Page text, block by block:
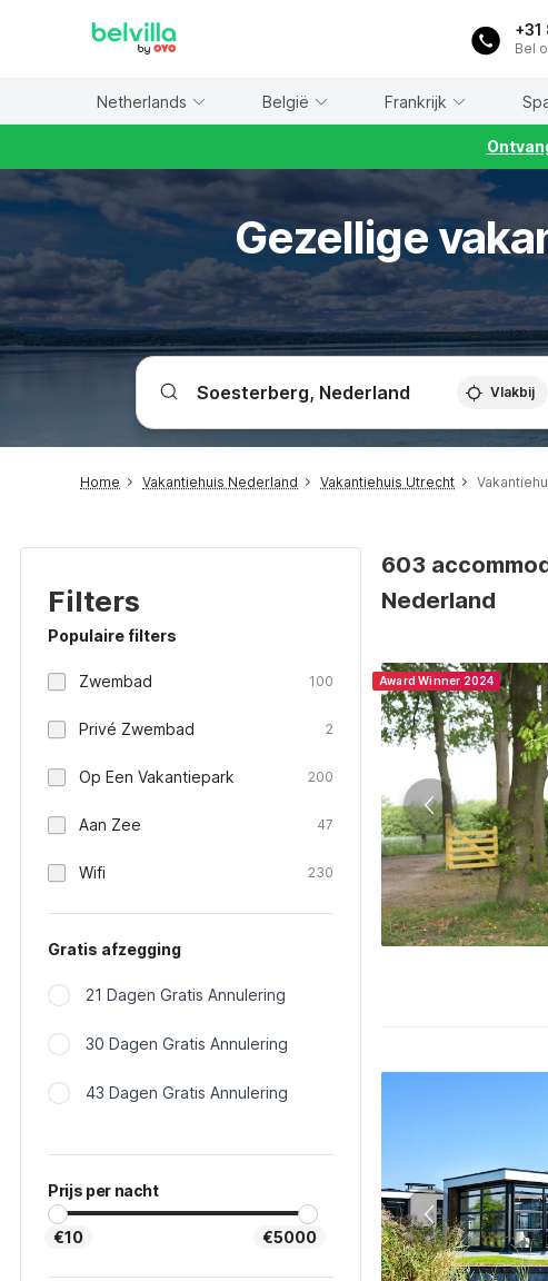
Bel
Netherlands België Frankrijk
Gezellige
Vlakbij
Home Vakantiehuis Nederland Vakantiehuis Utrecht
Filters
Populaire filters
Zwembad 100
Privé Zwembad 2
Op Een Vakantiepark 200
Aan Zee 47
Wifi 230
Gratis afzegging
21 Dagen Gratis Annulering
30 Dagen Gratis Annulering
43 Dagen Gratis Annulering
Prijs per nacht
€10 €5000
603
Nederland
Award Winner 2024